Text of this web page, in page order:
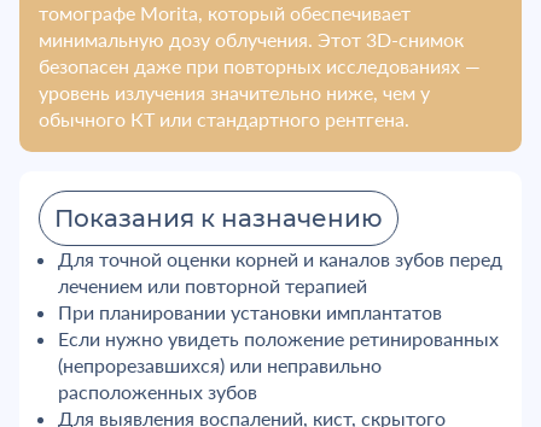
томографе Morita, который обеспечивает
минимальную дозу облучения. Этот 3D-снимок
безопасен даже при повторных исследованиях —
уровень излучения значительно ниже, чем у
обычного КТ или стандартного рентгена.
Показания к назначению
Для точной оценки корней и каналов зубов перед
лечением или повторной терапией
При планировании установки имплантатов
Если нужно увидеть положение ретинированных
(непрорезавшихся) или неправильно
расположенных зубов
Для выявления воспалений, кист, скрытого